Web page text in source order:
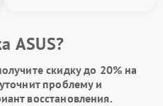
ASUS?
скидку до 20% на
проблему и
восстановления.